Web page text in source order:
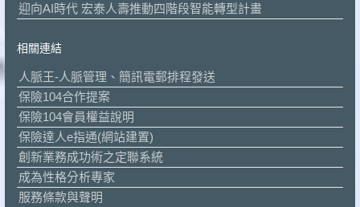
迎向AI時代 宏泰人壽推動四階段智能轉型計畫
相關連結
人脈王-人脈管理、簡訊電郵排程發送
保險104合作提案
保險104會員權益說明
保險達人e指通(網站建置)
創新業務成功術之定聯系統
成為性格分析專家
服務條款與聲明